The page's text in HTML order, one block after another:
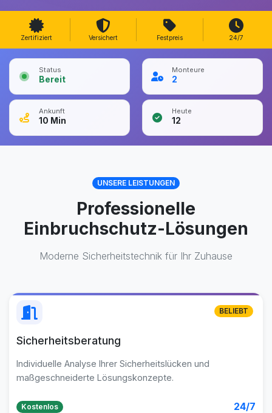
Zertifiziert Versichert Festpreis 24/7
Status
Bereit
Monteure
2
Ankunft
10 Min
Heute
12
UNSERE LEISTUNGEN
Professionelle
Einbruchschutz-Lösungen
Moderne Sicherheitstechnik für Ihr Zuhause
Sicherheitsberatung
Individuelle Analyse Ihrer Sicherheitslücken und
maßgeschneiderte Lösungskonzepte.
Kostenlos 24/7
BELIEBT